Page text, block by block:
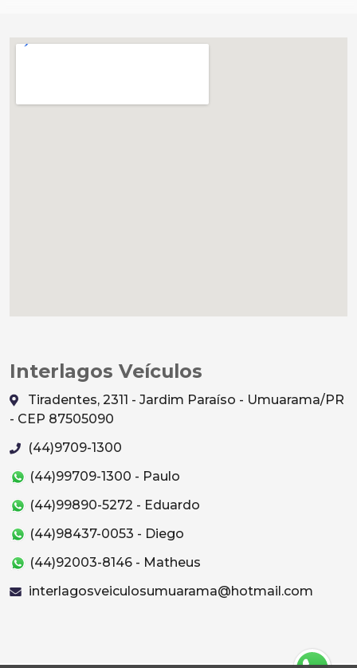
Interlagos Veículos
Tiradentes, 2311 - Jardim Paraíso - Umuarama/PR
- CEP 87505090
(44)9709-1300
(44)99709-1300 - Paulo
(44)99890-5272 - Eduardo
(44)98437-0053 - Diego
(44)92003-8146 - Matheus
interlagosveiculosumuarama@hotmail.com